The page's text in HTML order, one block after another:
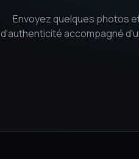
Envoyez quelques photos
d'authenticité accompagné